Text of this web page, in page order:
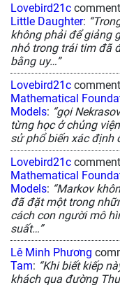
Lovebird21c
Little Daughter:
không phải để giảng
nhỏ trong trái tim đã
bằng uy…”
Lovebird21c
Mathematical
Models: “gọi
từng học ở chủng
sử phổ biến xác định
Lovebird21c
Mathematical
Models: “Markov
đã đặt một trong
cách con người mô
suất…”
Lê Minh Phương
Tam: “Khi biết kiếp
khách qua đường